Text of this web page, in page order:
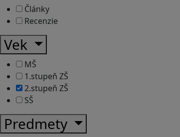
Články
Recenzie
Vek
MŠ
1.stupeň ZŠ
2.stupeň ZŠ
SŠ
Predmety